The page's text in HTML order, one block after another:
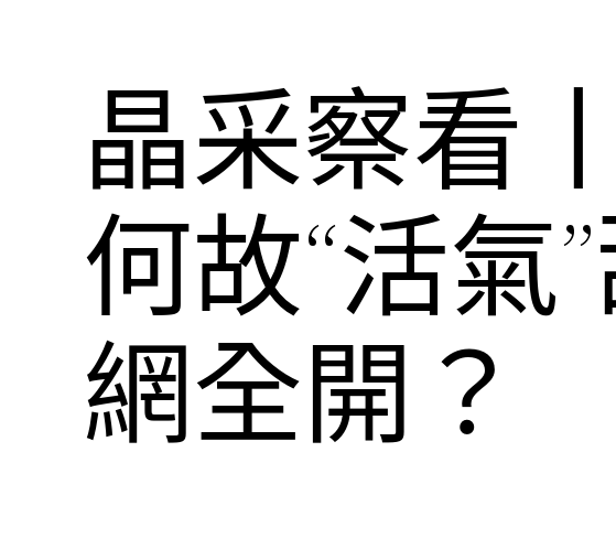
晶采察看
何故“活氣
網全開？